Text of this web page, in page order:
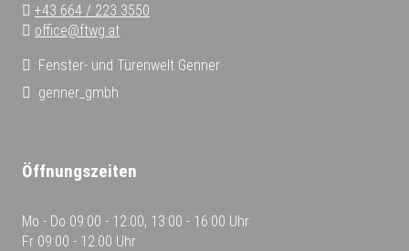
+43 664 / 223 3550
office@ftwg.at
Fenster- und Türenwelt Genner
genner_gmbh
Öffnungszeiten
Mo - Do 09:00 - 12:00, 13:00 - 16:00 Uhr
Fr 09:00 - 12:00 Uhr